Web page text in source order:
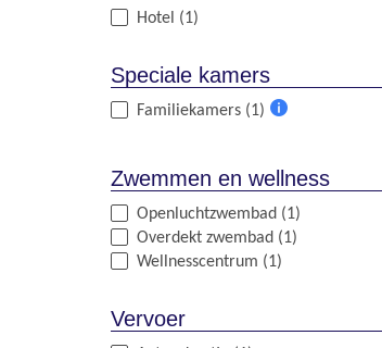
Hotel (1)
Speciale kamers
Familiekamers (1)
Zwemmen en wellness
Openluchtzwembad (1)
Overdekt zwembad (1)
Wellnesscentrum (1)
Vervoer